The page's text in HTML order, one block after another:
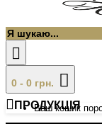
0 - 0 грн.
Ваш кошик
ПРОДУКЦІЯ